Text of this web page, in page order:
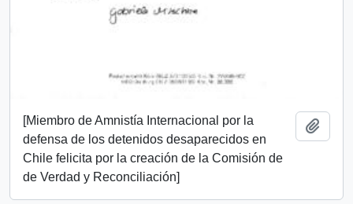
[Miembro de Amnistía Internacional por la
defensa de los detenidos desaparecidos en
Chile felicita por la creación de la Comisión de
de Verdad y Reconciliación]